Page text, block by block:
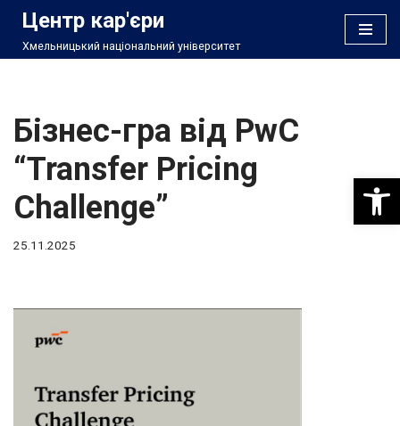
Перейти
Центр кар'єри
Хмельницький національний університет
Бізнес-гра від PwC
“Transfer Pricing
Challenge”
25.11.2025